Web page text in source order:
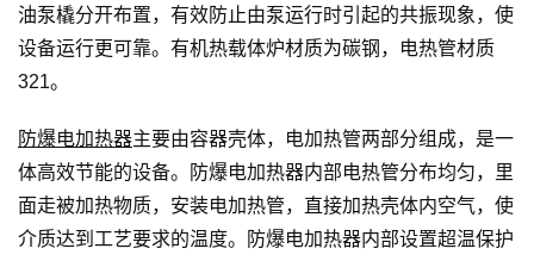
油泵橇分开布置，有效防止由泵运行时引起的共振现象，使
设备运行更可靠。有机热载体炉材质为碳钢，电热管材质
321。
防爆电加热器主要由容器壳体，电加热管两部分组成，是一
体高效节能的设备。防爆电加热器内部电热管分布均匀，里
面走被加热物质，安装电加热管，直接加热壳体内空气，使
介质达到工艺要求的温度。防爆电加热器内部设置超温保护